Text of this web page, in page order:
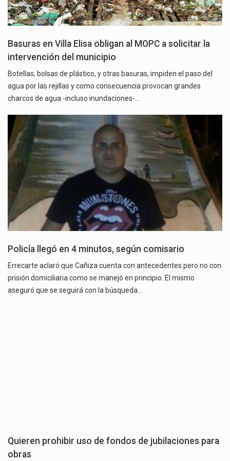
Basuras en Villa Elisa obligan al MOPC a solicitar la
intervención del municipio
Botellas, bolsas de plástico, y otras basuras, impiden el paso del
agua por las rejillas y como consecuencia provocan grandes
charcos de agua -incluso inundaciones-…
Policía llegó en 4 minutos, según comisario
Errecarte aclaró que Cañiza cuenta con antecedentes pero no con
prisión domiciliaria como se manejó en principio. El mismo
aseguró que se seguirá con la búsqueda…
Quieren prohibir uso de fondos de jubilaciones para
obras